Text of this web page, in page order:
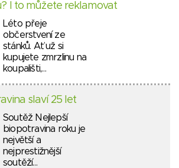
I to můžete reklamovat
Léto přeje
občerstvení ze
stánků. Ať už si
kupujete zmrzlinu na
koupališti,…
slaví 25 let
Soutěž Nejlepší
biopotravina roku je
největší a
nejprestižnější
soutěží…